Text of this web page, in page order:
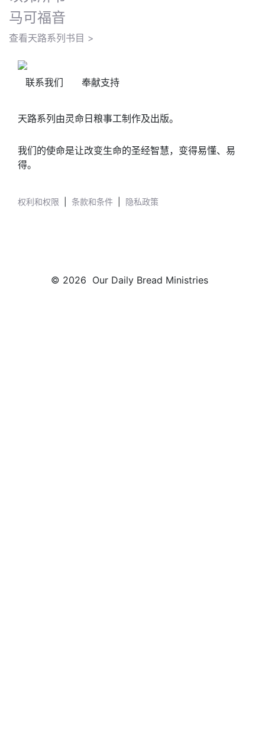
马可福音
查看天路系列书目 >
联系我们 奉献支持
天路系列由灵命日粮事工制作及出版。
我们的使命是让改变生命的圣经智慧，变得易懂、易
得。
权利和权限 条款和条件 隐私政策
© 2026 Our Daily Bread Ministries